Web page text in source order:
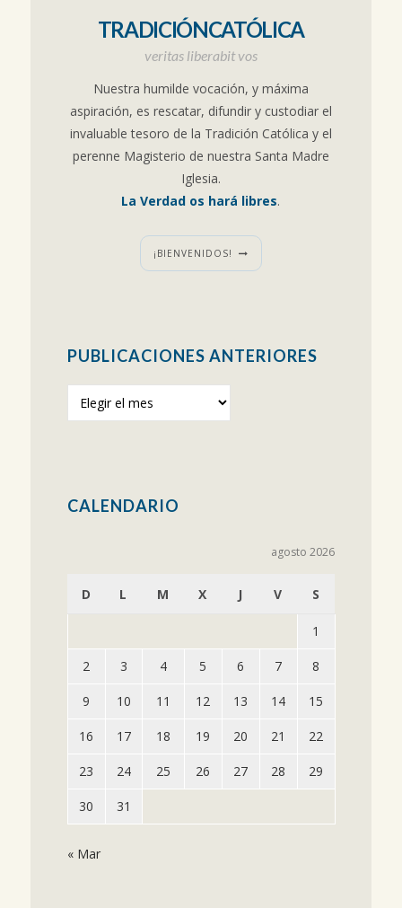
TRADICIÓNCATÓLICA
veritas liberabit vos
Nuestra humilde vocación, y máxima
aspiración, es rescatar, difundir y custodiar el
invaluable tesoro de la Tradición Católica y el
perenne Magisterio de nuestra Santa Madre
Iglesia.
La Verdad os hará libres.
¡BIENVENIDOS!
PUBLICACIONES ANTERIORES
anteriores
CALENDARIO
agosto 2026
D L M X J V S
1
2 3 4 5 6 7 8
9 10 11 12 13 14 15
16 17 18 19 20 21 22
23 24 25 26 27 28 29
30 31
« Mar